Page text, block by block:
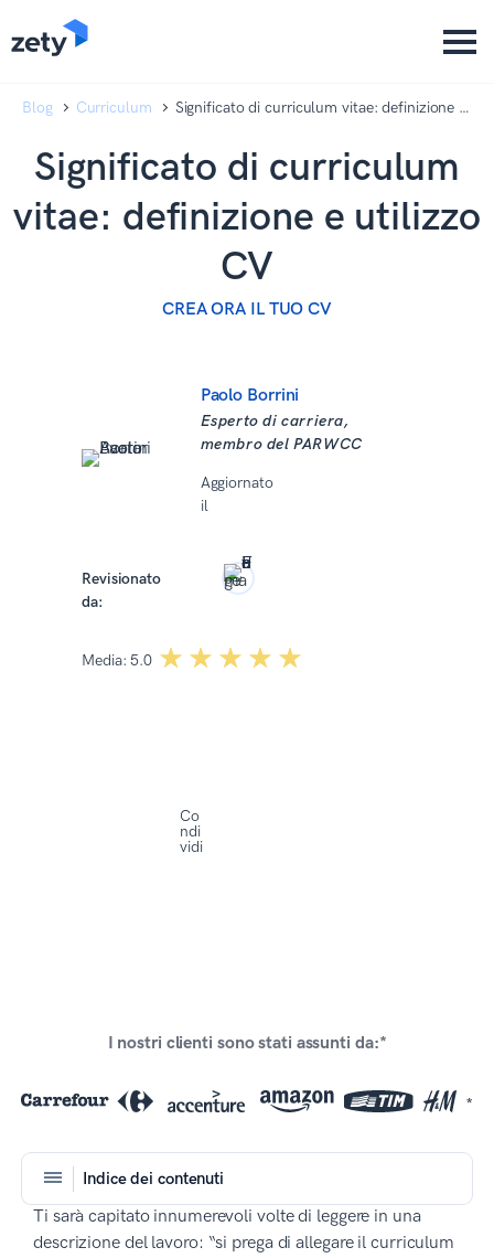
Blog Curriculum
Significato di curriculum vitae: definizione e
Significato di curriculum
vitae: definizione e utilizzo
CV
CREA ORA IL TUO CV
Paolo Borrini
Esperto di carriera,
membro del PARWCC
Aggiornato
il
Revisionato
da:
Media:5.0 ☆☆☆☆☆
★★★★★
Co
ndi
vidi
I nostri clienti sono stati assunti da:*
*
Indice dei contenuti
Ti sarà capitato innumerevoli volte di leggere in una
descrizione del lavoro: “si prega di allegare il curriculum